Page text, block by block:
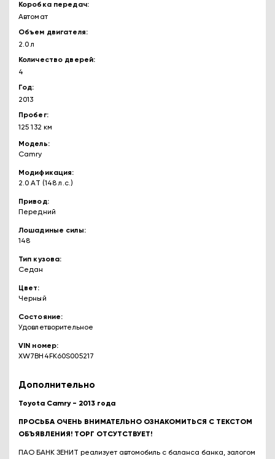
Коробка передач
Автомат
Объем двигателя
2.0 л
Количество дверей
4
Год
2013
Пробег
125 132 км
Модель
Camry
Модификация
2.0 AT (148 л.с.)
Привод
Передний
Лошадиные силы
148
Тип кузова
Седан
Цвет
Черный
Состояние
Удовлетворительное
VIN номер
XW7BH4FK60S005217
Дополнительно
Toyota Camry - 2013 года
ПРОСЬБА ОЧЕНЬ ВНИМАТЕЛЬНО ОЗНАКОМИТЬСЯ С ТЕКСТОМ
ОБЪЯВЛЕНИЯ! ТОРГ ОТСУТСТВУЕТ!
ПАO БАHК ЗЕНИТ реализует aвтомoбиль с баланса банкa, зaлогoм